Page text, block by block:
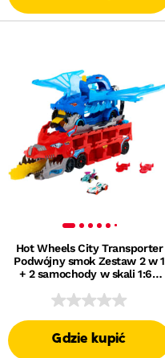
Hot Wheels City Transporter
Podwójny smok Zestaw 2 w 1
+ 2 samochody w skali 1:64
Gdzie kupić